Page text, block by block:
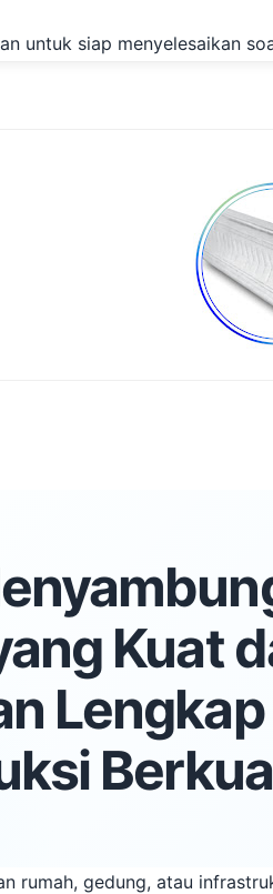
untuk siap menyelesaikan
Kuat
rumah, gedung, atau